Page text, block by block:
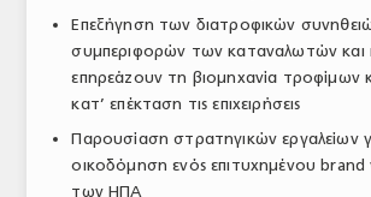
Επεξήγηση των διατροφικών
συμπεριφορών των καταναλωτών και
επηρεάζουν τη βιομηχανία τροφίμων
κατ’ επέκταση τις επιχειρήσεις
Παρουσίαση στρατηγικών εργαλείων
οικοδόμηση ενός επιτυχημένου brand
των ΗΠΑ